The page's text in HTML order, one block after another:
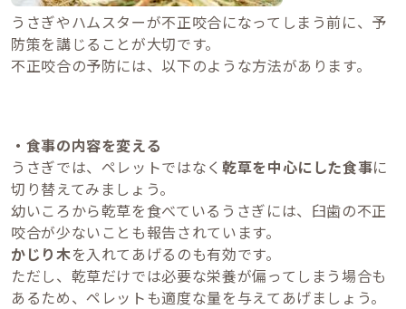
うさぎやハムスターが不正咬合になってしまう前に、予
防策を講じることが大切です。
不正咬合の予防には、以下のような方法があります。
・食事の内容を変える
うさぎでは、ペレットではなく 乾草を中心にした食事に
切り替えてみましょう。
幼いころから乾草を食べているうさぎには、臼歯の不正
咬合が少ないことも報告されています。
かじり木を入れてあげるのも有効です。
ただし、乾草だけでは必要な栄養が偏ってしまう場合も
あるため、ペレットも適度な量を与えてあげましょう。